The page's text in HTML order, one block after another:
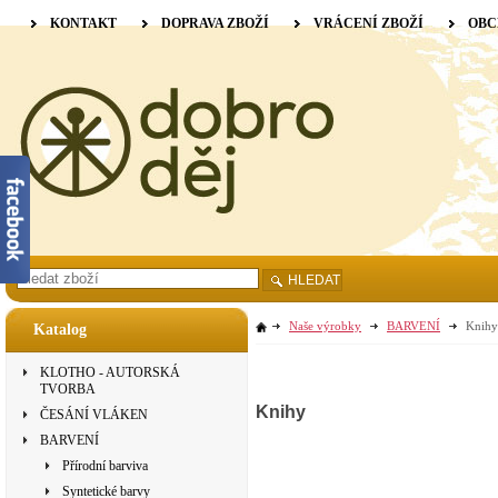
Katalog
KLOTHO - AUTORSKÁ
TVORBA
ČESÁNÍ VLÁKEN
BARVENÍ
Přírodní barviva
Syntetické barvy
Naše výrobky BARVENÍ Knihy
Knihy
KONTAKT DOPRAVA ZBOŽÍ VRÁCENÍ ZBOŽÍ
HLEDAT